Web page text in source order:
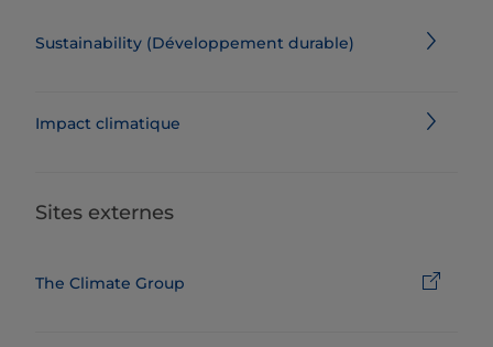
Sustainability (Développement durable)
Impact climatique
Sites externes
The Climate Group